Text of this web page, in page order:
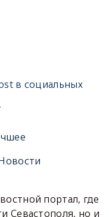
в социальных
портал, где
Севастополя, но и